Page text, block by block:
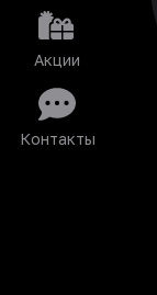
Акции
Контакты